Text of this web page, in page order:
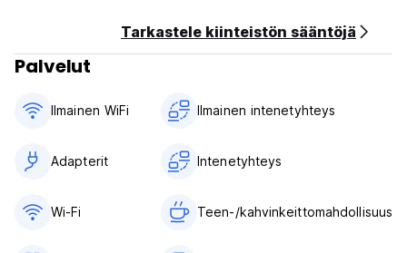
Uloskirjautuminen ennen klo 12.00.
Maksu saapumisen yhteydessä vain käteisellä.
Verot sisältyvät.
24 tunnin vastaanotto. (Auto-translated from original
language)
Tarkastele kiinteistön sääntöjä
Palvelut
Ilmainen WiFi Ilmainen intenetyhteys
Adapterit Intenetyhteys
Wi-Fi Teen-/kahvinkeittomahdollisuus